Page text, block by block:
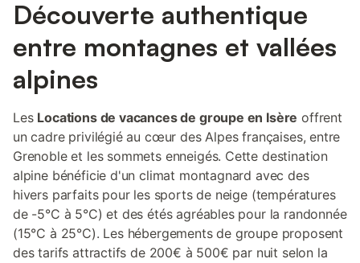
Découverte authentique
entre montagnes et vallées
alpines
Les Locations de vacances de groupe en Isère offrent
un cadre privilégié au cœur des Alpes françaises, entre
Grenoble et les sommets enneigés. Cette destination
alpine bénéficie d'un climat montagnard avec des
hivers parfaits pour les sports de neige (températures
de -5°C à 5°C) et des étés agréables pour la randonnée
(15°C à 25°C). Les hébergements de groupe proposent
des tarifs attractifs de 200€ à 500€ par nuit selon la